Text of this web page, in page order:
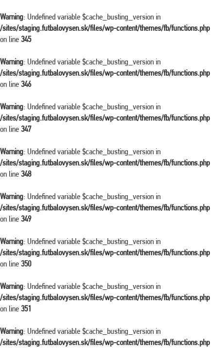
Warning: Undefined variable $cache_busting_version in
/sites/staging.futbalovysen.sk/files/wp-content/themes/fb/functions.php
on line 345
Warning: Undefined variable $cache_busting_version in
/sites/staging.futbalovysen.sk/files/wp-content/themes/fb/functions.php
on line 346
Warning: Undefined variable $cache_busting_version in
/sites/staging.futbalovysen.sk/files/wp-content/themes/fb/functions.php
on line 347
Warning: Undefined variable $cache_busting_version in
/sites/staging.futbalovysen.sk/files/wp-content/themes/fb/functions.php
on line 348
Warning: Undefined variable $cache_busting_version in
/sites/staging.futbalovysen.sk/files/wp-content/themes/fb/functions.php
on line 349
Warning: Undefined variable $cache_busting_version in
/sites/staging.futbalovysen.sk/files/wp-content/themes/fb/functions.php
on line 350
Warning: Undefined variable $cache_busting_version in
/sites/staging.futbalovysen.sk/files/wp-content/themes/fb/functions.php
on line 351
Warning: Undefined variable $cache_busting_version in
/sites/staging.futbalovysen.sk/files/wp-content/themes/fb/functions.php